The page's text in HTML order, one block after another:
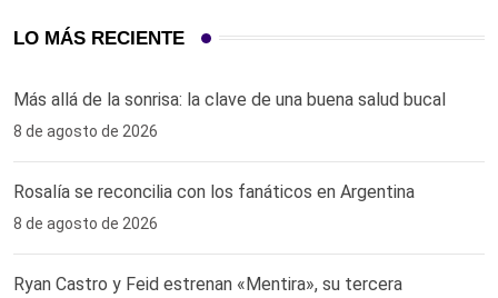
LO MÁS RECIENTE
Más allá de la sonrisa: la clave de una buena salud bucal
8 de agosto de 2026
Rosalía se reconcilia con los fanáticos en Argentina
8 de agosto de 2026
Ryan Castro y Feid estrenan «Mentira», su tercera